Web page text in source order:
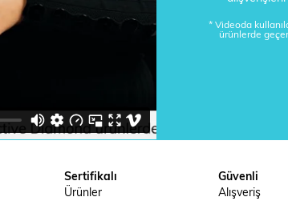
* Videoda
ürünlerde
Sertifikalı
Ürünler
Güvenli
Alışveriş